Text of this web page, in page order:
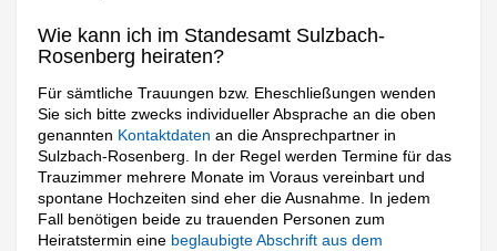
Wie kann ich im Standesamt Sulzbach-
Rosenberg heiraten?
Für sämtliche Trauungen bzw. Eheschließungen wenden
Sie sich bitte zwecks individueller Absprache an die oben
genannten Kontaktdaten an die Ansprechpartner in
Sulzbach-Rosenberg. In der Regel werden Termine für das
Trauzimmer mehrere Monate im Voraus vereinbart und
spontane Hochzeiten sind eher die Ausnahme. In jedem
Fall benötigen beide zu trauenden Personen zum
Heiratstermin eine beglaubigte Abschrift aus dem